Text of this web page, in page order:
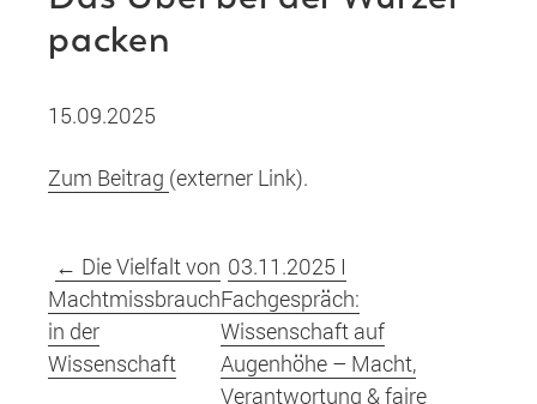
packen
15.09.2025
Zum Beitrag (externer Link).
← Die Vielfalt von
Machtmissbrauch
in der
Wissenschaft
03.11.2025 I
Fachgespräch:
Wissenschaft auf
Augenhöhe – Macht,
Verantwortung & faire